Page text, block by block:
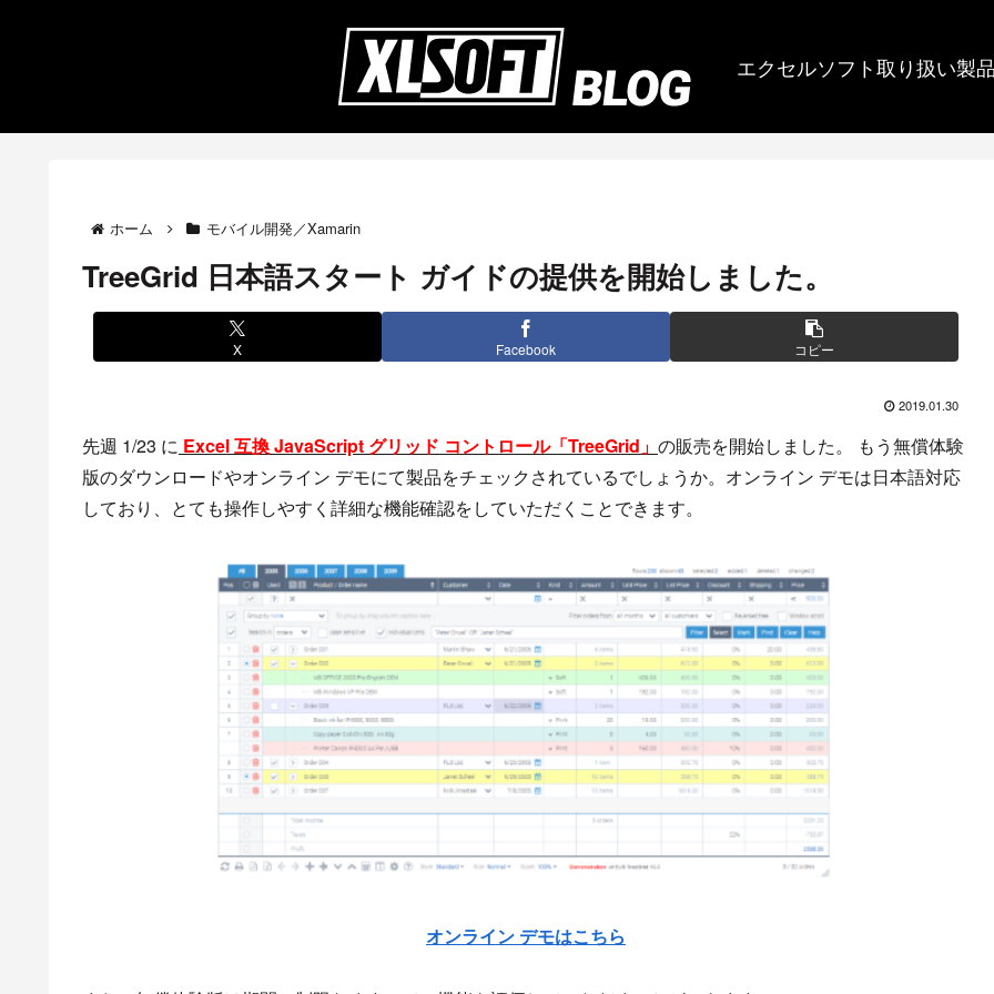
エクセルソフト取り扱い製
ホーム モバイル開発／Xamarin
TreeGrid 日本語スタート ガイドの提供を開始しました。
X Facebook コピー
2019.01.30
先週 1/23 に Excel 互換 JavaScript グリッド コントロール「TreeGrid」 の販売を開始しました。 もう無償体験
版のダウンロードやオンライン デモにて製品をチェックされているでしょうか。オンライン デモは日本語対応
しており、とても操作しやすく詳細な機能確認をしていただくことできます。
オンライン デモはこちら